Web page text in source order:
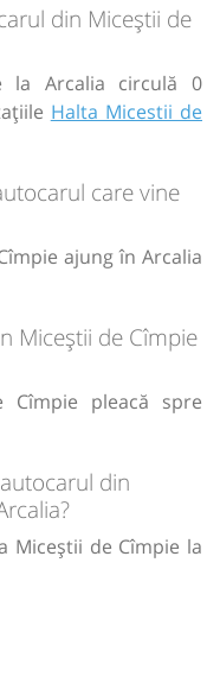
din Miceștii de
la Arcalia circulă 0
Halta Micestii de
care vine
ajung în Arcalia
Miceștii de Cîmpie
Cîmpie pleacă spre
din
Miceștii de Cîmpie la